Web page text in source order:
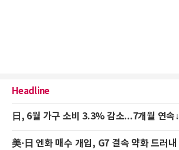
Headline
日, 6월 가구 소비 3.3% 감소...7개월 연속↓
美·日 엔화 매수 개입, G7 결속 약화 드러내